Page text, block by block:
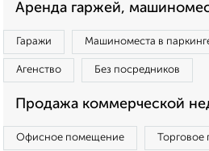
Аренда гаржей,
Гаражи Машиноместа в
Агенство Без посредников
Продажа коммерческой
Офисное помещение